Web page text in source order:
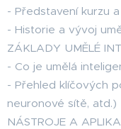
- Představení kurzu
- Historie a vývoj
ZÁKLADY UMĚLÉ
- Co je umělá
- Přehled klíčových
neuronové sítě, atd.)
NÁSTROJE A